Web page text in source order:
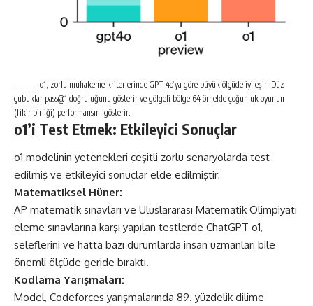
o1, zorlu muhakeme kriterlerinde GPT-4o’ya göre büyük ölçüde iyileşir. Düz
çubuklar pass@1 doğruluğunu gösterir ve gölgeli bölge 64 örnekle çoğunluk oyunun
(fikir birliği) performansını gösterir.
o1’i Test Etmek: Etkileyici Sonuçlar
o1 modelinin yetenekleri çeşitli zorlu senaryolarda test
edilmiş ve etkileyici sonuçlar elde edilmiştir:
Matematiksel Hüner:
AP matematik sınavları ve Uluslararası Matematik Olimpiyatı
eleme sınavlarına karşı yapılan testlerde ChatGPT o1,
seleflerini ve hatta bazı durumlarda insan uzmanları bile
önemli ölçüde geride bıraktı.
Kodlama Yarışmaları:
Model, Codeforces yarışmalarında 89. yüzdelik dilime